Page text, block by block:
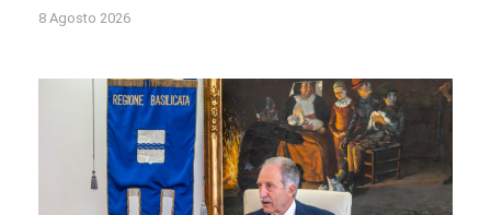
8 Agosto 2026